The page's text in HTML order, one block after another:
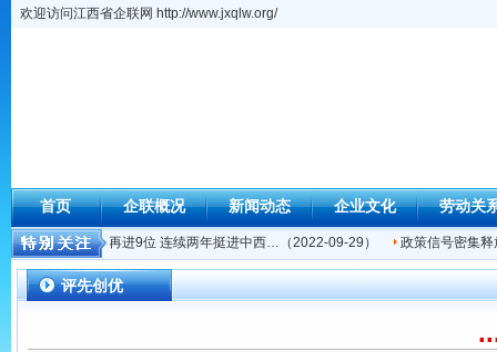
欢迎访问江西省企联网 http://www.jxqlw.org/
首页 企联概况 新闻动态 企业文化 劳动关
保区在全国排名再进9位 连续两年挺进中西…（2022-09-29） 政策信号密集释
评先创优